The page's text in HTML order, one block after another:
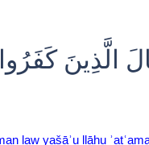
الَّذِينَ
law yašāʾu llāhu